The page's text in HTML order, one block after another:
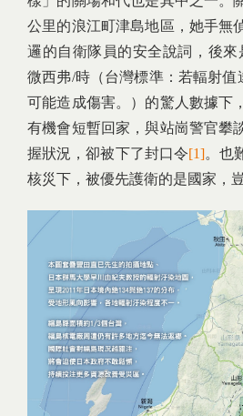
公里的浪江町津島地區，她手無
邏的自衛隊員的安全說詞，後來
微西弗/時（台灣標準：若輻射值
可能造成傷害。）的驚人數據下
有機會短暫回家，與站崗警官攀
握狀況，卻被下了封口令[1]。也
核災下，被優先護衛的是國家，